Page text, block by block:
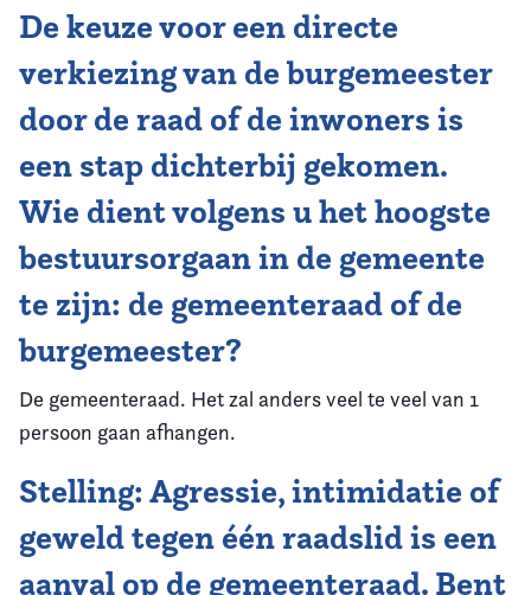
De keuze voor een directe
verkiezing van de burgemeester
door de raad of de inwoners is
een stap dichterbij gekomen.
Wie dient volgens u het hoogste
bestuursorgaan in de gemeente
te zijn: de gemeenteraad of de
burgemeester?
De gemeenteraad. Het zal anders veel te veel van 1
persoon gaan afhangen.
Stelling: Agressie, intimidatie of
geweld tegen één raadslid is een
aanval op de gemeenteraad. Bent